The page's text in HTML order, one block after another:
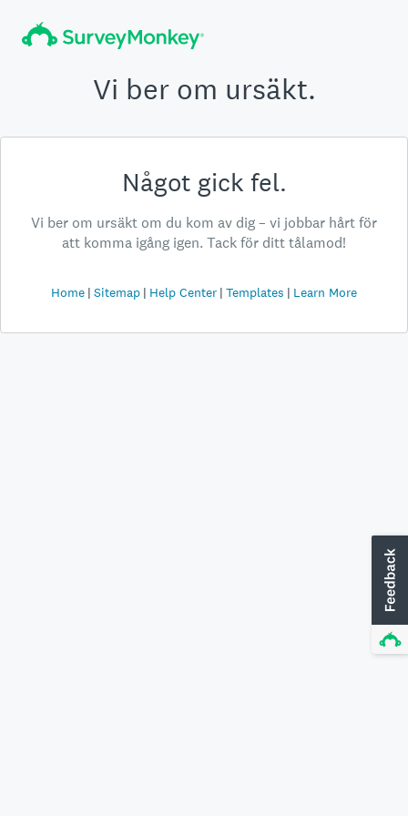
Vi ber om ursäkt.
Något gick fel.
Vi ber om ursäkt om du kom av dig – vi jobbar hårt för
att komma igång igen. Tack för ditt tålamod!
Home Sitemap Help Center Templates Learn More